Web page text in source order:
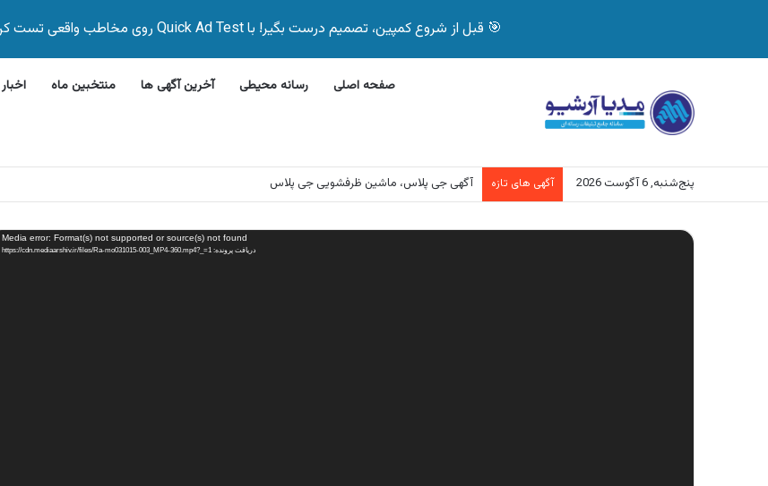
🎯 قبل از شروع کمپین، تصمیم درست بگیر! با Quick Ad Test روی مخاطب واقعی تست کن ✅
صفحه اصلی رسانه محیطی آخرین آگهی ها منتخبین ماه اخبار
پنج‌شنبه, 6 آگوست 2026 آگهی های تازه آگهی جی پلاس، ماشین ظرفشویی جی پلاس
نمایشگر
ویدیو Media error: Format(s) not supported or source(s) not found
دریافت پرونده: https://cdn.mediaarshiv.ir/files/Ra-mo031015-003_MP4-360.mp4?_=1